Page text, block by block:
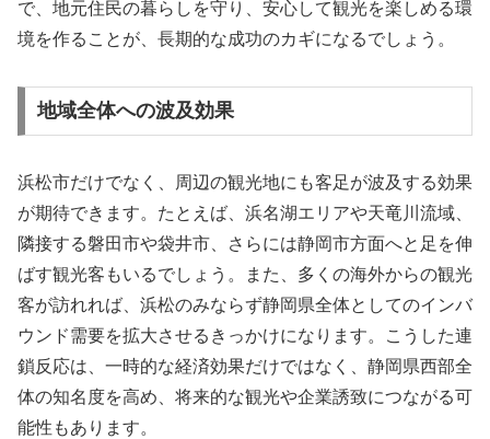
で、地元住民の暮らしを守り、安心して観光を楽しめる環
境を作ることが、長期的な成功のカギになるでしょう。
地域全体への波及効果
浜松市だけでなく、周辺の観光地にも客足が波及する効果
が期待できます。たとえば、浜名湖エリアや天竜川流域、
隣接する磐田市や袋井市、さらには静岡市方面へと足を伸
ばす観光客もいるでしょう。また、多くの海外からの観光
客が訪れれば、浜松のみならず静岡県全体としてのインバ
ウンド需要を拡大させるきっかけになります。こうした連
鎖反応は、一時的な経済効果だけではなく、静岡県西部全
体の知名度を高め、将来的な観光や企業誘致につながる可
能性もあります。